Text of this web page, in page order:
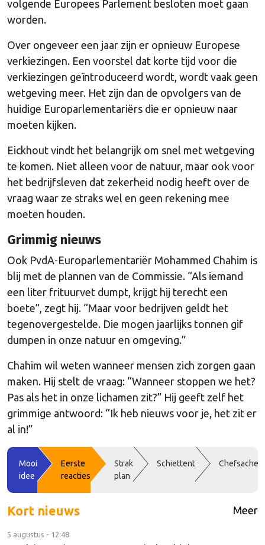
volgende Europees Parlement besloten moet gaan
worden.
Over ongeveer een jaar zijn er opnieuw Europese
verkiezingen. Een voorstel dat korte tijd voor die
verkiezingen geïntroduceerd wordt, wordt vaak geen
wetgeving meer. Het zijn dan de opvolgers van de
huidige Europarlementariërs die er opnieuw naar
moeten kijken.
Eickhout vindt het belangrijk om snel met wetgeving
te komen. Niet alleen voor de natuur, maar ook voor
het bedrijfsleven dat zekerheid nodig heeft over de
vraag waar ze straks wel en geen rekening mee
moeten houden.
Grimmig nieuws
Ook PvdA-Europarlementariër Mohammed Chahim is
blij met de plannen van de Commissie. “Als iemand
een liter frituurvet dumpt, krijgt hij terecht een
boete”, zegt hij. “Maar voor bedrijven geldt het
tegenovergestelde. Die mogen jaarlijks tonnen gif
dumpen in onze natuur en omgeving.”
Chahim wil weten wanneer mensen zich zorgen gaan
maken. Hij stelt de vraag: “Wanneer stoppen we het?
Pas als het in onze lichamen zit?” Hij geeft zelf het
grimmige antwoord: “Ik heb nieuws voor je, het zit er
al in!”
Mooi
idee
Eerste
reacties
Strak
plan
Schiettent Chefsache
Kort nieuws Meer
5 augustus - 12:48